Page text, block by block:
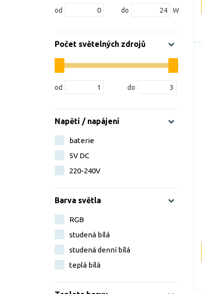
Počet světelných zdrojů
Napětí / napájení
baterie
5V DC
220-240V
Barva světla
RGB
studená bílá
studená denní bílá
teplá bílá